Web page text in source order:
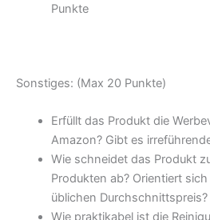
Punkte
Sonstiges: (Max 20 Punkte)
Erfüllt das Produkt die
Amazon? Gibt es
Wie schneidet das Produkt
Produkten ab? Orientiert
üblichen